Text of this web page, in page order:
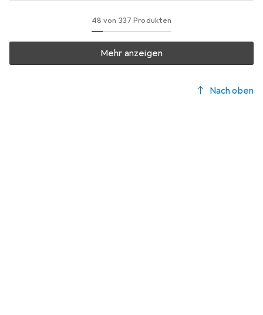
48 von 337 Produkten
Mehr anzeigen
Nach oben